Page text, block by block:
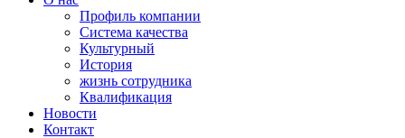
Профиль компании
Система качества
Культурный
История
жизнь сотрудника
Квалификация
Новости
Контакт